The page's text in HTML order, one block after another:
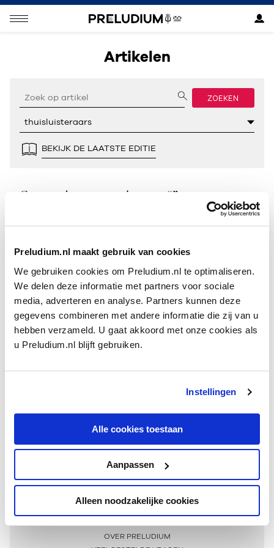
Preludium.nl maakt gebruik van cookies
We gebruiken cookies om Preludium.nl te optimaliseren.
We delen deze informatie met partners voor sociale
media, adverteren en analyse. Partners kunnen deze
gegevens combineren met andere informatie die zij van u
hebben verzameld. U gaat akkoord met onze cookies als
u Preludium.nl blijft gebruiken.
Instellingen
Alle cookies toestaan
Aanpassen
Alleen noodzakelijke cookies
Artikelen
ZOEKEN
BEKIJK DE LAATSTE EDITIE
Geen resultaten gevonden voor “”.
Meer informatie
OVER PRELUDIUM